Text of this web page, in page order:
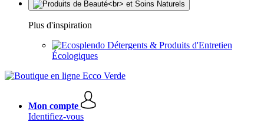
Plus d'inspiration
Détergents & Produits d'Entretien
Écologiques
Mon compte
Identifiez-vous